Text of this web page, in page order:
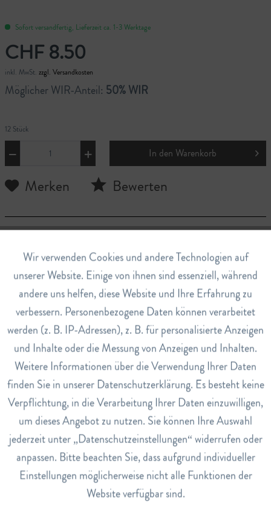
Sofort versandfertig, Lieferzeit ca. 1-3 Werktage
CHF 8.50
inkl. MwSt. zzgl. Versandkosten
Möglicher WIR-Anteil: 50% WIR
12 Stück
In den Warenkorb
Merken Bewerten
Das Gesal Motten-Papier schützt Textilien und Pelze
während 6 Monaten vor einem Befall durch Motten und
deren Frass-Schäden. Geruchlos – schützt 6 Monate.
Anwendung
Verwenden Sie bei einer kleinen Schublade 1-2 Blätter. Bei
einer grossen Schublade oder Truhe können Sie bis zu 6
Blätter verwenden.
Art.Nr.
3026075
EAN
7640109502802
Lagerbestand
Funktionale Aktiv
Marketing Inaktiv
Tracking Inaktiv
Service Inaktiv
Wir verwenden Cookies und andere Technologien auf
unserer Website. Einige von ihnen sind essenziell, während
andere uns helfen, diese Website und Ihre Erfahrung zu
verbessern. Personenbezogene Daten können verarbeitet
werden (z. B. IP-Adressen), z. B. für personalisierte Anzeigen
und Inhalte oder die Messung von Anzeigen und Inhalten.
Weitere Informationen über die Verwendung Ihrer Daten
finden Sie in unserer Datenschutzerklärung. Es besteht keine
Verpflichtung, in die Verarbeitung Ihrer Daten einzuwilligen,
um dieses Angebot zu nutzen. Sie können Ihre Auswahl
jederzeit unter „Datenschutzeinstellungen“ widerrufen oder
anpassen. Bitte beachten Sie, dass aufgrund individueller
Einstellungen möglicherweise nicht alle Funktionen der
Website verfügbar sind.